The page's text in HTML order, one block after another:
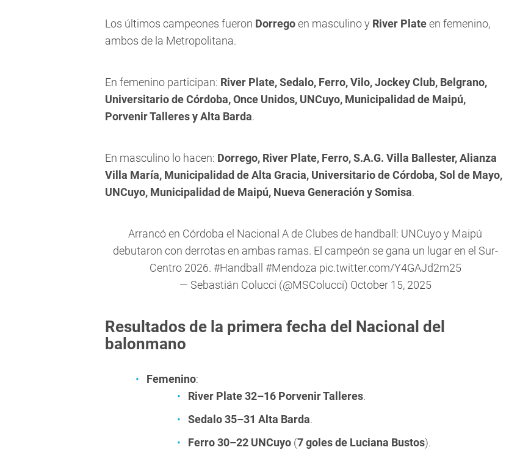
Los últimos campeones fueron Dorregoen masculino y River Plateen femenino,
ambos de la Metropolitana.
En femenino participan: River Plate, Sedalo, Ferro, Vilo, Jockey Club, Belgrano,
Universitario de Córdoba, Once Unidos, UNCuyo, Municipalidad de Maipú,
Porvenir Talleres y Alta Barda.
En masculino lo hacen: Dorrego, River Plate, Ferro, S.A.G. Villa Ballester, Alianza
Villa María, Municipalidad de Alta Gracia, Universitario de Córdoba, Sol de Mayo,
UNCuyo, Municipalidad de Maipú, Nueva Generación y Somisa.
Arrancó en Córdoba el Nacional A de Clubes de handball: UNCuyo y Maipú
debutaron con derrotas en ambas ramas. El campeón se gana un lugar en el Sur-
Centro 2026. #Handball #Mendoza pic.twitter.com/Y4GAJd2m25
— Sebastián Colucci (@MSColucci) October 15, 2025
Resultados de la primera fecha del Nacional del
balonmano
Femenino:
River Plate 32–16 Porvenir Talleres.
Sedalo 35–31 Alta Barda.
Ferro 30–22 UNCuyo (7 goles de Luciana Bustos).